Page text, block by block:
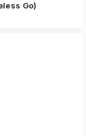
Go)